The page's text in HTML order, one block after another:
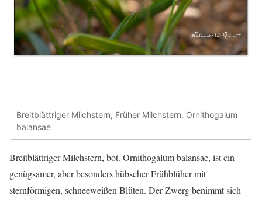
Breitblättriger Milchstern, Früher Milchstern, Ornithogalum
balansae
Breitblättriger Milchstern, bot. Ornithogalum balansae, ist ein
genügsamer, aber besonders hübscher Frühblüher mit
sternförmigen, schneeweißen Blüten. Der Zwerg benimmt sich